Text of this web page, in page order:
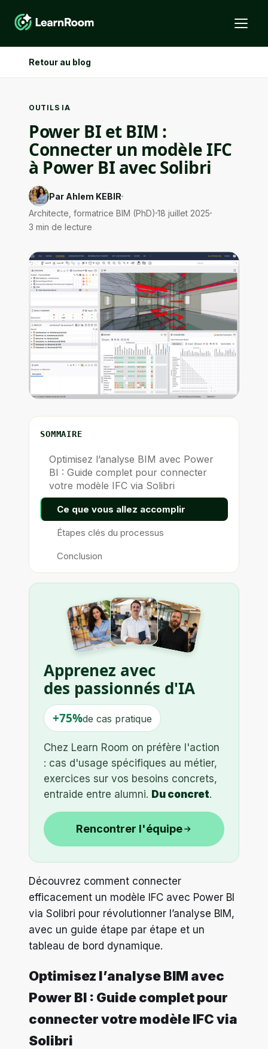
Retour au blog
OUTILS IA
Power BI et BIM :
Connecter un modèle IFC
à Power BI avec Solibri
Par Ahlem KEBIR
Architecte, formatrice BIM (PhD) 18 juillet 2025
3 min de lecture
SOMMAIRE
Optimisez l’analyse BIM avec Power
BI : Guide complet pour connecter
votre modèle IFC via Solibri
Ce que vous allez accomplir
Étapes clés du processus
Conclusion
Apprenez avec
des passionnés d'IA
+75%de cas pratique
Chez Learn Room on préfère l'action
: cas d'usage spécifiques au métier,
exercices sur vos besoins concrets,
entraide entre alumni. Du concret.
Rencontrer l'équipe
Découvrez comment connecter
efficacement un modèle IFC avec Power BI
via Solibri pour révolutionner l’analyse BIM,
avec un guide étape par étape et un
tableau de bord dynamique.
Optimisez l’analyse BIM avec
Power BI : Guide complet pour
connecter votre modèle IFC via
Solibri